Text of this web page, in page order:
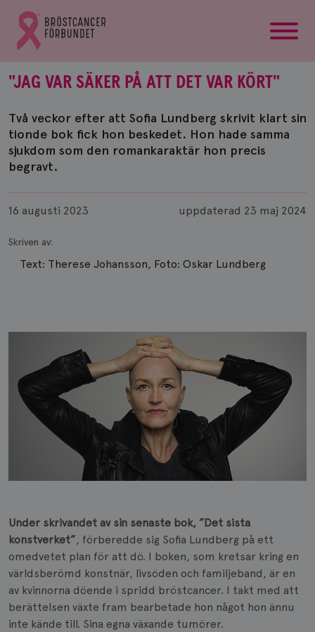
Gå
till
Bröstcancerförbundets
"JAG VAR SÄKER PÅ ATT DET VAR KÖRT"
Två veckor efter att Sofia Lundberg skrivit klart sin
tionde bok fick hon beskedet. Hon hade samma
sjukdom som den romankaraktär hon precis
begravt.
Publicerad
16 augusti 2023 uppdaterad 23 maj 2024
Skriven av:
Text: Therese Johansson, Foto: Oskar Lundberg
Under skrivandet av sin senaste bok, ”Det sista
konstverket”, förberedde sig Sofia Lundberg på ett
omedvetet plan för att dö. I boken, som kretsar kring en
världsberömd konstnär, livsöden och familjeband, är en
av kvinnorna döende i spridd bröstcancer. I takt med att
berättelsen växte fram bearbetade hon något hon ännu
inte kände till. Sina egna växande tumörer.